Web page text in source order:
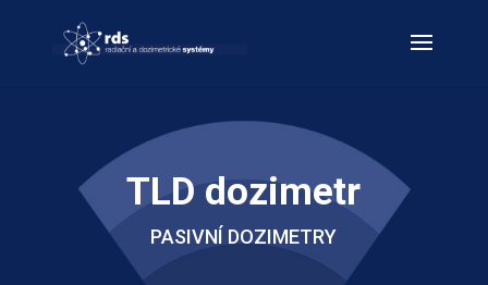
TLD dozimetr
PASIVNÍ DOZIMETRY